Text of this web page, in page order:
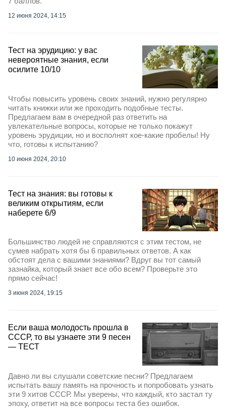
12 июня 2024, 14:15
Тест на эрудицию: у вас
невероятные знания, если
осилите 10/10
Чтобы повысить уровень своих знаний, нужно регулярно
читать книжки или же проходить подобные тесты.
Предлагаем вам в очередной раз ответить на
увлекательные вопросы, которые не только покажут
уровень эрудиции, но и восполнят кое-какие пробелы! Ну
что, готовы к испытанию?
10 июня 2024, 20:10
Тест на знания: вы готовы к
великим открытиям, если
наберете 6/9
Большинство людей не справляются с этим тестом, не
сумев набрать хотя бы 6 правильных ответов. А как
обстоят дела с вашими знаниями? Вдруг вы тот самый
зазнайка, который знает все обо всем? Проверьте это
прямо сейчас!
3 июня 2024, 19:15
Если ваша молодость прошла в
СССР, то вы узнаете эти 9 песен
— ТЕСТ
Давно ли вы слушали советские песни? Предлагаем
испытать вашу память на прочность и попробовать узнать
эти 9 хитов СССР. Мы уверены, что каждый, кто застал ту
эпоху, ответит на все вопросы теста без ошибок.